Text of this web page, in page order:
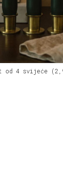
od 4 svijeće